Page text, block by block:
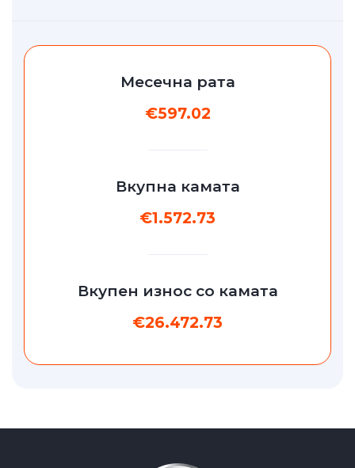
Месечна рата
€597.02
Вкупна камата
€1.572.73
Вкупен износ со камата
€26.472.73